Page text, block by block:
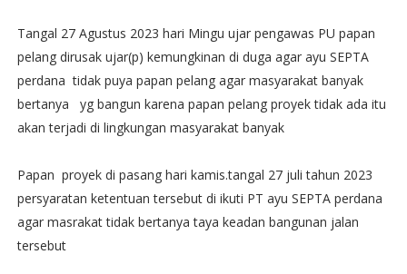
Tangal 27 Agustus 2023 hari Mingu ujar pengawas PU papan
pelang dirusak ujar(p) kemungkinan di duga agar ayu SEPTA
perdana tidak puya papan pelang agar masyarakat banyak
bertanya yg bangun karena papan pelang proyek tidak ada itu
akan terjadi di lingkungan masyarakat banyak
Papan proyek di pasang hari kamis.tangal 27 juli tahun 2023
persyaratan ketentuan tersebut di ikuti PT ayu SEPTA perdana
agar masrakat tidak bertanya taya keadan bangunan jalan
tersebut